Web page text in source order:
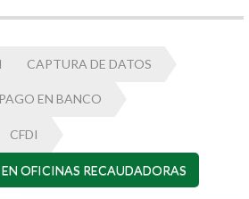
CAPTURA DE DATOS
PAGO EN BANCO
CFDI
OFICINAS RECAUDADORAS